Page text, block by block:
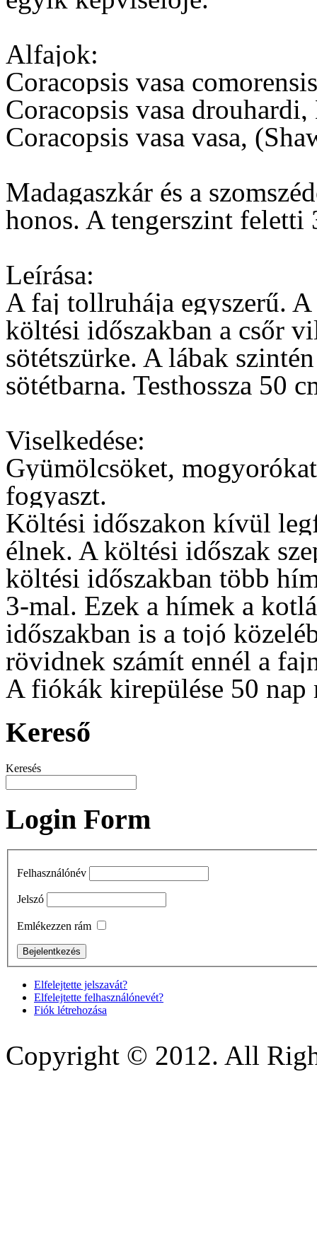
Alfajok:
Coracopsis vasa
Coracopsis vasa
Coracopsis vasa vasa,
Madagaszkár és a
honos. A tengerszint feletti
Leírása:
A faj tollruhája egyszerű. A
költési időszakban a csőr
sötétszürke. A lábak
sötétbarna. Testhossza 50
Viselkedése:
Gyümölcsöket,
fogyaszt.
Költési időszakon kívül
élnek. A költési időszak
költési időszakban több
3-mal. Ezek a hímek a
időszakban is a tojó
rövidnek számít ennél a
A fiókák kirepülése 50
Kereső
Keresés
Login Form
Felhasználónév
Jelszó
Emlékezzen rám
Elfelejtette jelszavát?
Elfelejtette felhasználónevét?
Fiók létrehozása
Copyright © 2012. All